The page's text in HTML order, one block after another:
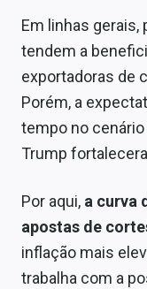
Em linhas
tendem a
exportadoras de
Porém, a
tempo no cenário
Trump
Por aqui, a curva
apostas de
inflação mais
trabalha com a